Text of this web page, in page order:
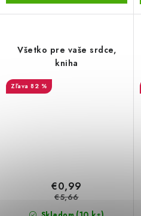
Všetko pre vaše srdce,
kniha
82 %
€0,99
€5,66